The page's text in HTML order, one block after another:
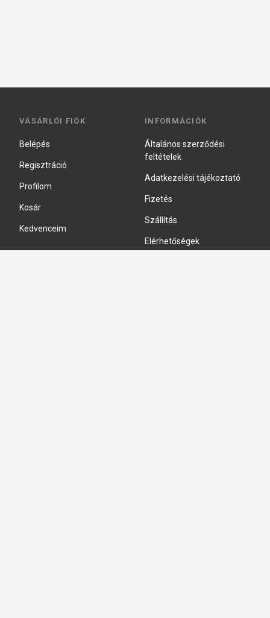
VÁSÁRLÓI FIÓK
Belépés
Regisztráció
Profilom
Kosár
Kedvenceim
INFORMÁCIÓK
Általános szerződési
feltételek
Adatkezelési tájékoztató
Fizetés
Szállítás
Elérhetőségek